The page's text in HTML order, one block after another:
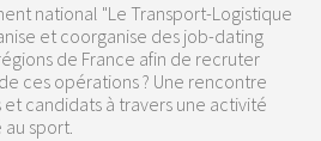
national "Le Transport-Logistique
et coorganise des job-dating
de France afin de recruter
ces opérations ? Une rencontre
candidats à travers une activité
sport.